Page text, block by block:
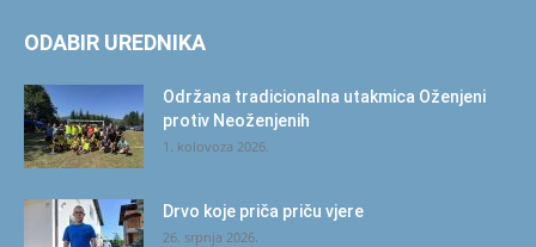
ODABIR UREDNIKA
Održana tradicionalna utakmica Oženjeni
protiv Neoženjenih
1. kolovoza 2026.
Drvo koje priča priču vjere
26. srpnja 2026.